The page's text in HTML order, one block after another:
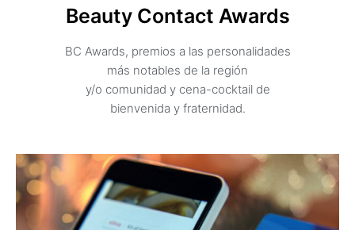
Beauty Contact Awards
BC Awards, premios a las personalidades
más notables de la región
y/o comunidad y cena-cocktail de
bienvenida y fraternidad.